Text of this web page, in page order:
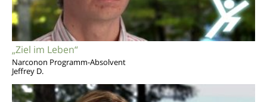
„Ziel im Leben“
Narconon Programm-Absolvent
Jeffrey D.